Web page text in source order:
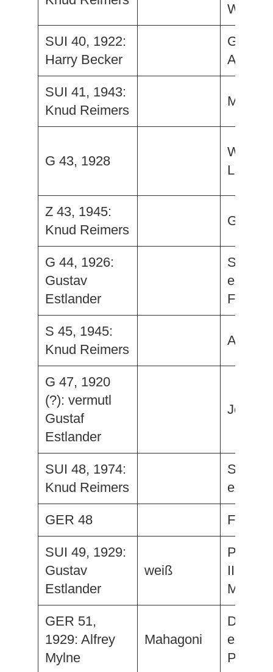
SUI 40, 1922:
Harry Becker
Gerd
Antares
SUI 41, 1943:
Knud Reimers
Maia
G 43, 1928
Lucki
Z 43, 1945:
Knud Reimers
G 44, 1926:
Gustav
Estlander
ex.
Fortuna
S 45, 1945:
Knud Reimers
G 47, 1920
(?): vermutl
Gustaf
Estlander
SUI 48, 1974:
Knud Reimers
GER 48 Fariba
SUI 49, 1929:
Gustav
Estlander
weiß
Poker
III, ex.
GER 51,
1929: Alfrey
Mylne
Mahagoni
ex.
Pasch